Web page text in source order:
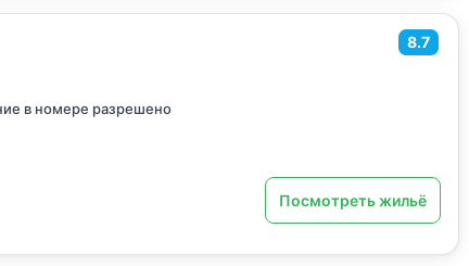
8.7
в номере разрешено
Посмотреть жильё